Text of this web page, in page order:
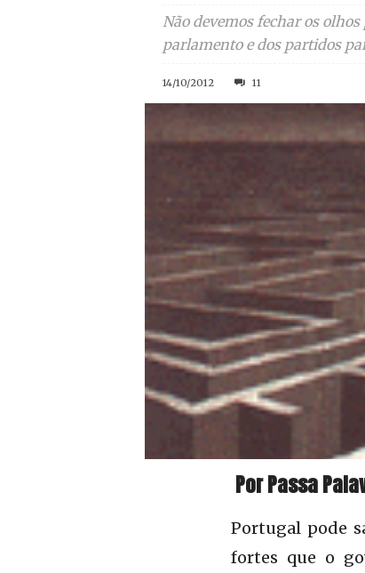
Não devemos fechar os
parlamento e dos partidos
14/10/2012 11
Por Passa
Portugal pode
fortes que o